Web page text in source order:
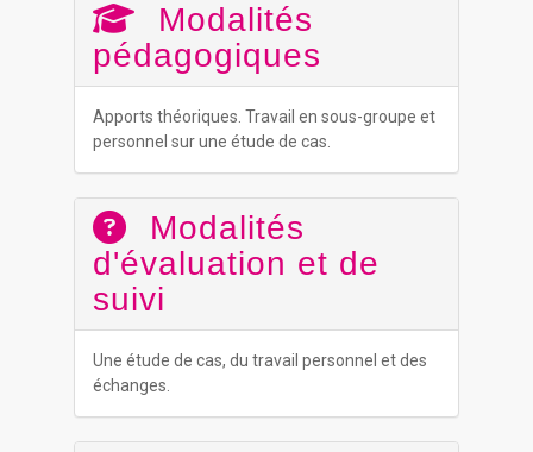
Modalités
pédagogiques
Apports théoriques. Travail en sous-groupe et
personnel sur une étude de cas.
Modalités
d'évaluation et de
suivi
Une étude de cas, du travail personnel et des
échanges.